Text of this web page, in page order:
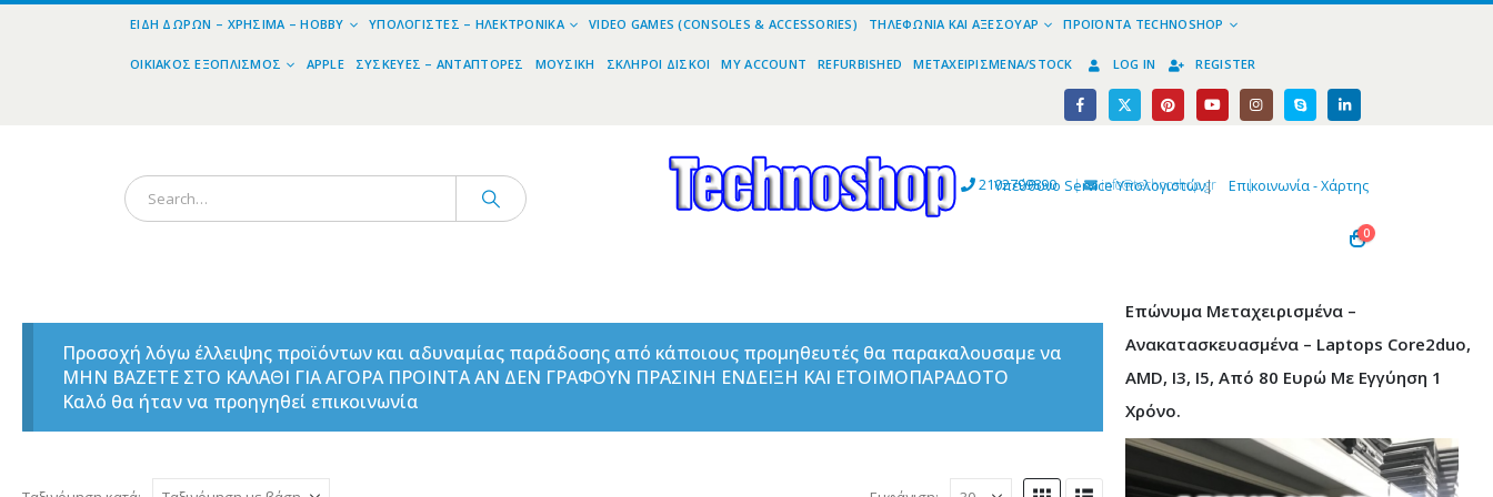
ΕΊΔΗ ΔΏΡΩΝ – ΧΡΉΣΙΜΑ – HOBBY ΥΠΟΛΟΓΙΣΤΈΣ – ΗΛΕΚΤΡΟΝΙΚΆ VIDEO GAMES (CONSOLES & ACCESSORIES) ΤΗΛΕΦΩΝΊΑ ΚΑΙ ΑΞΕΣΟΥΆΡ ΠΡΟΪΌΝΤΑ TECHNOSHOP
ΟΙΚΙΑΚΌΣ ΕΞΟΠΛΙΣΜΌΣ APPLE ΣΥΣΚΕΥΈΣ – ΑΝΤΆΠΤΟΡΕΣ ΜΟΥΣΙΚΉ ΣΚΛΗΡΟΊ ΔΊΣΚΟΙ MY ACCOUNT REFURBISHED ΜΕΤΑΧΕΙΡΙΣΜΈΝΑ/STOCK LOG IN REGISTER
2102799890 | info@technoshop,gr |
Υπεύθυνο Service Υπολογιστών| Επικοινωνία - Χάρτης
0
Προσοχή λόγω έλλειψης προϊόντων και αδυναμίας παράδοσης από κάποιους προμηθευτές θα παρακαλουσαμε να
ΜΗΝ ΒΑΖΕΤΕ ΣΤΟ ΚΑΛΑΘΙ ΓΙΑ ΑΓΟΡΑ ΠΡΟΙΝΤΑ ΑΝ ΔΕΝ ΓΡΑΦΟΥΝ ΠΡΑΣΙΝΗ ΕΝΔΕΙΞΗ ΚΑΙ ΕΤΟΙΜΟΠΑΡΑΔΟΤΟ
Καλό θα ήταν να προηγηθεί επικοινωνία
Επώνυμα Μεταχειρισμένα –
Ανακατασκευασμένα – Laptops Core2duo,
AMD, I3, I5, Από 80 Ευρώ Με Εγγύηση 1
Χρόνο.